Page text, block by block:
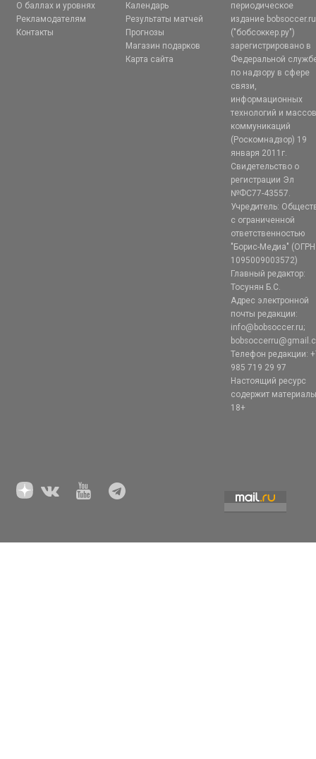
О баллах и уровнях
Рекламодателям
Контакты
Календарь
Результаты матчей
Прогнозы
Магазин подарков
Карта сайта
периодическое
издание bobsoccer.ru
("бобсоккер.ру")
зарегистрировано в
Федеральной
по надзору в сфере
связи,
информационных
технологий и
коммуникаций
(Роскомнадзор) 19
января 2011г.
Свидетельство о
регистрации Эл
№ФС77-43557.
Учредитель:
с ограниченной
ответственностью
"Борис-Медиа" (ОГРН
1095009003572)
Главный редактор:
Тосунян Б.С.
Адрес электронной
почты редакции:
info@bobsoccer.ru;
Телефон редакции:
985 719 29 97
Настоящий ресурс
содержит
18+